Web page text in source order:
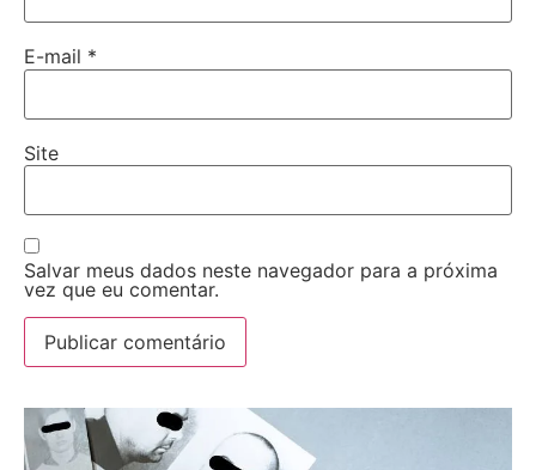
E-mail *
Site
Salvar meus dados neste navegador para a próxima
vez que eu comentar.